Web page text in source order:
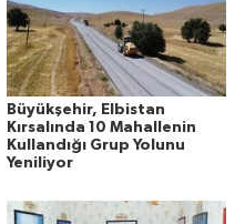
Büyükşehir, Elbistan
Kırsalında 10 Mahallenin
Kullandığı Grup Yolunu
Yeniliyor